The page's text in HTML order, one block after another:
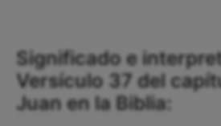
Significado e
Versículo 37 del
Juan en la Biblia: